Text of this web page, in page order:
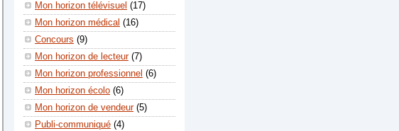
Mon horizon télévisuel (17)
Mon horizon médical (16)
Concours (9)
Mon horizon de lecteur (7)
Mon horizon professionnel (6)
Mon horizon écolo (6)
Mon horizon de vendeur (5)
Publi-communiqué (4)